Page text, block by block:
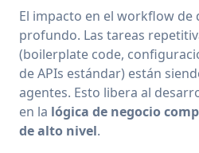
El impacto en el workflow de
profundo. Las tareas
(boilerplate code,
de APIs estándar) están
agentes. Esto libera al
en la lógica de negocio
de alto nivel.